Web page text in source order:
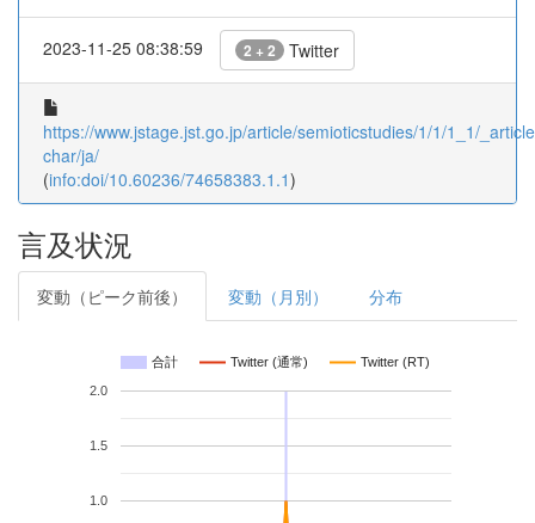
2023-11-25 08:38:59 2 + 2 Twitter
https://www.jstage.jst.go.jp/article/semioticstudies/1/1/1_1/
char/ja/
(info:doi/10.60236/74658383.1.1)
言及状況
変動（ピーク前後） 変動（月別） 分布
合計 Twitter (通常) Twitter (RT)
1.0
1.5
2.0